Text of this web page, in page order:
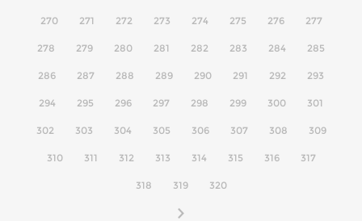
270 271 272 273 274 275 276 277
278 279 280 281 282 283 284 285
286 287 288 289 290 291 292 293
294 295 296 297 298 299 300 301
302 303 304 305 306 307 308 309
310 311 312 313 314 315 316 317
318 319 320